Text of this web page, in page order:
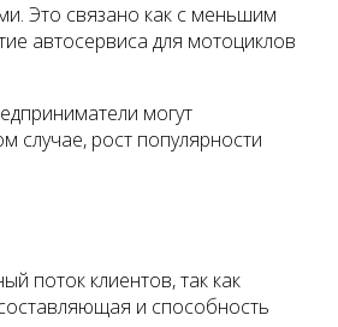
Это связано как с меньшим
автосервиса для мотоциклов
могут
случае, рост популярности
поток клиентов, так как
и способность